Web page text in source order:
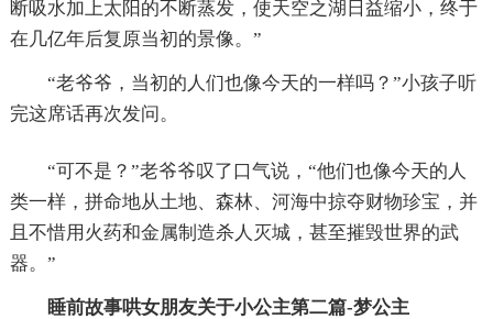
断吸水加上太阳的不断蒸发，使天空之湖日益缩小，终于
在几亿年后复原当初的景像。”
“老爷爷，当初的人们也像今天的一样吗？”小孩子听
完这席话再次发问。
“可不是？”老爷爷叹了口气说，“他们也像今天的人
类一样，拼命地从土地、森林、河海中掠夺财物珍宝，并
且不惜用火药和金属制造杀人灭城，甚至摧毁世界的武
器。”
睡前故事哄女朋友关于小公主第二篇-梦公主